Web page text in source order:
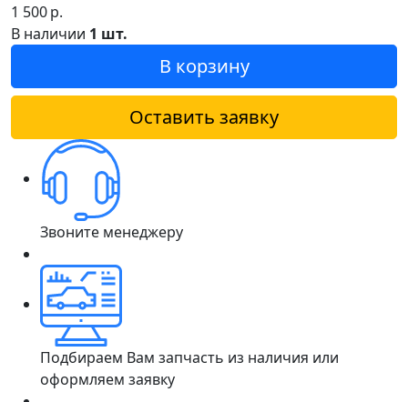
1 500р.
В наличии 1 шт.
В корзину
Оставить заявку
Звоните менеджеру
Подбираем Вам запчасть из наличия или
оформляем заявку